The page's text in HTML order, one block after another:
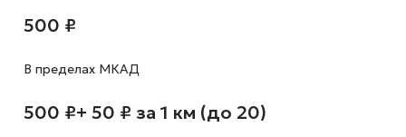
500 ₽
В пределах МКАД
500 ₽+ 50 ₽ за 1 км (до 20)